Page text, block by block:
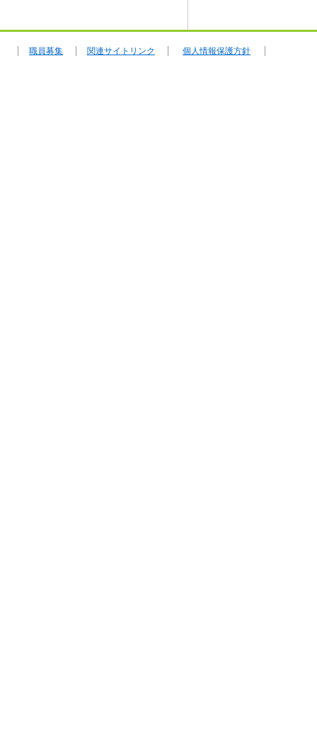
職員募集 関連サイトリンク 個人情報保護方針